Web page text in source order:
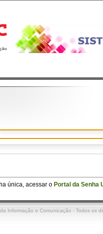
única, acessar o Portal da Senha
Informação e Comunicação - Todos os